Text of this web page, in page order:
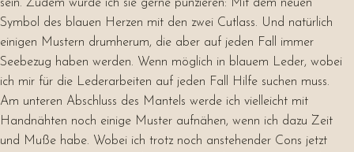
sein. Zudem würde ich sie gerne punzieren: Mit dem neuen
Symbol des blauen Herzen mit den zwei Cutlass. Und natürlich
einigen Mustern drumherum, die aber auf jeden Fall immer
Seebezug haben werden. Wenn möglich in blauem Leder, wobei
ich mir für die Lederarbeiten auf jeden Fall Hilfe suchen muss.
Am unteren Abschluss des Mantels werde ich vielleicht mit
Handnähten noch einige Muster aufnähen, wenn ich dazu Zeit
und Muße habe. Wobei ich trotz noch anstehender Cons jetzt